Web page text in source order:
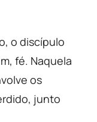
o discípulo
fé. Naquela
os
junto